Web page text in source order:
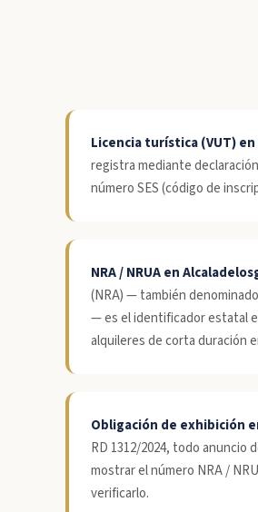
Licencia turística (VUT)
registra mediante
número SES (código de
NRA / NRUA en
(NRA) — también
— es el identificador estatal
alquileres de corta duración
Obligación de exhibición
RD 1312/2024, todo anuncio
mostrar el número NRA /
verificarlo.